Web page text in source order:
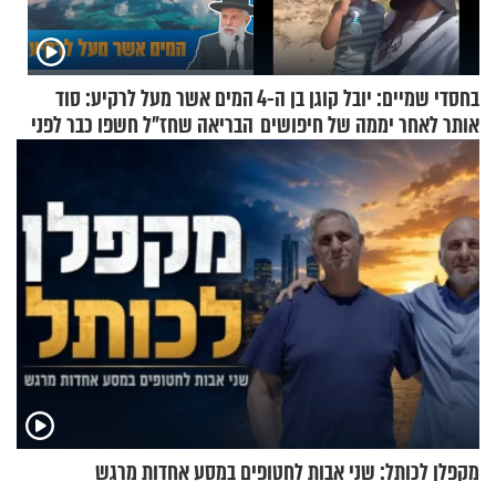
בחסדי שמיים: יובל קוגן בן ה-4
אותר לאחר יממה של חיפושים
המים אשר מעל לרקיע: סוד
הבריאה שחז"ל חשפו כבר לפני
אלפי שנים
מקפלן לכותל: שני אבות לחטופים במסע אחדות מרגש